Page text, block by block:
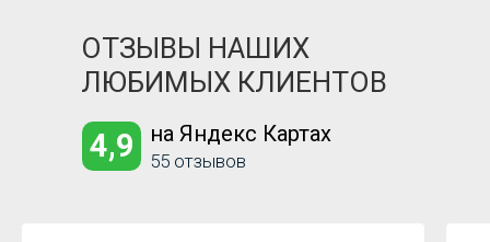
55 отзывов
на Яндекс Картах
4,9
ОТЗЫВЫ НАШИХ
ЛЮБИМЫХ КЛИЕНТОВ